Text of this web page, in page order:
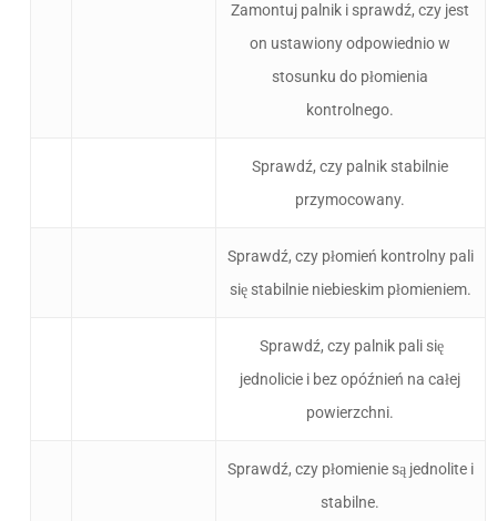
Zamontuj palnik i sprawdź, czy jest
on ustawiony odpowiednio w
stosunku do płomienia
kontrolnego.
Sprawdź, czy palnik stabilnie
przymocowany.
Sprawdź, czy płomień kontrolny pali
się stabilnie niebieskim płomieniem.
Sprawdź, czy palnik pali się
jednolicie i bez opóźnień na całej
powierzchni.
Sprawdź, czy płomienie są jednolite i
stabilne.